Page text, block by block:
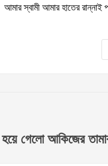
স্বামী আমার হাতের রান্নাই
হয়ে গেলো আকিজের